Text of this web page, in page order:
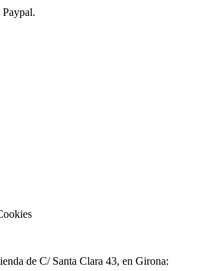
de C/ Santa Clara 43, en Girona: